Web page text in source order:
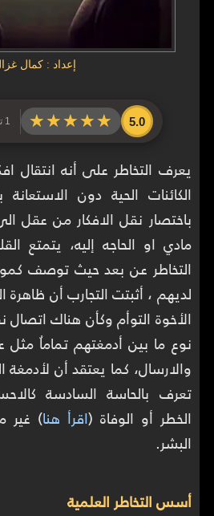
إعداد : كمال
5.0
★★★★★
★★★★★ 1 تقييم
يعرف التخاطر على أنه انتقال
الكائنات الحية دون
باختصار نقل الافكار من عقل
مادي او الحاجه إليه، يتمتع
التخاطر عن بعد حيث توصف
لديهم ، أثبتت التجارب أن ظاهرة
الأخوة التوأم وكأن هناك
نوع ما بين أدمغتهم تماماُ مثل
والارسال، كما يعتقد أن لأدمغة
تعرف بالحاسة السادسة
الخطر أو الوفاة (اقرأ هنا) غير
البشر.
أسس التخاطر العلمية